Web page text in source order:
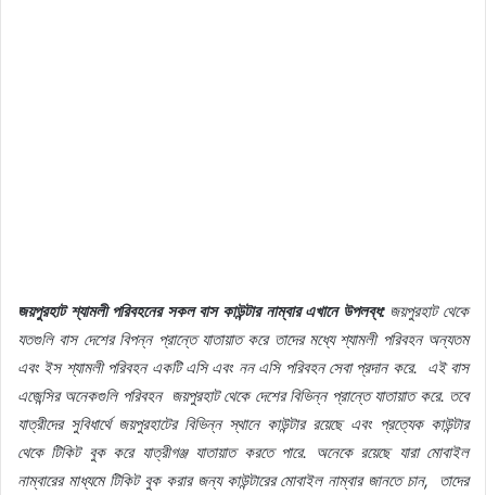
জয়পুরহাট শ্যামলী পরিবহনের সকল বাস কাউন্টার নাম্বার এখানে উপলব্ধ: জয়পুরহাট থেকে
যতগুলি বাস দেশের বিপন্ন প্রান্তে যাতায়াত করে তাদের মধ্যে শ্যামলী পরিবহন অন্যতম
এবং ইস শ্যামলী পরিবহন একটি এসি এবং নন এসি পরিবহন সেবা প্রদান করে. এই বাস
এজেন্সির অনেকগুলি পরিবহন জয়পুরহাট থেকে দেশের বিভিন্ন প্রান্তে যাতায়াত করে. তবে
যাত্রীদের সুবিধার্থে জয়পুরহাটের বিভিন্ন স্থানে কাউন্টার রয়েছে এবং প্রত্যেক কাউন্টার
থেকে টিকিট বুক করে যাত্রীগঞ্জ যাতায়াত করতে পারে. অনেকে রয়েছে যারা মোবাইল
নাম্বারের মাধ্যমে টিকিট বুক করার জন্য কাউন্টারের মোবাইল নাম্বার জানতে চান, তাদের